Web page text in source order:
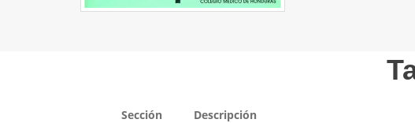
Sección Descripción